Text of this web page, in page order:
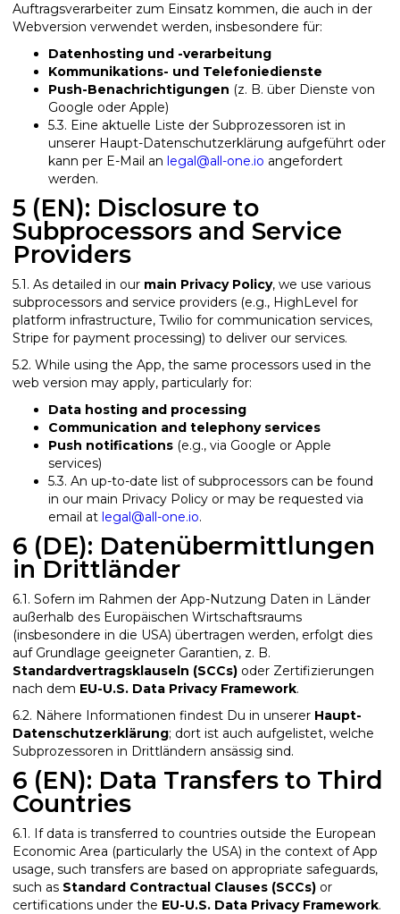
Auftragsverarbeiter zum Einsatz kommen, die auch in der
Webversion verwendet werden, insbesondere für:
Datenhosting und -verarbeitung
Kommunikations- und Telefoniedienste
Push-Benachrichtigungen (z. B. über Dienste von
Google oder Apple)
5.3. Eine aktuelle Liste der Subprozessoren ist in
unserer Haupt-Datenschutzerklärung aufgeführt oder
kann per E-Mail anlegal@all-one.io angefordert
werden.
5 (EN): Disclosure to
Subprocessors and Service
Providers
5.1. As detailed in our main Privacy Policy, we use various
subprocessors and service providers (e.g., HighLevel for
platform infrastructure, Twilio for communication services,
Stripe for payment processing) to deliver our services.
5.2. While using the App, the same processors used in the
web version may apply, particularly for:
Data hosting and processing
Communication and telephony services
Push notifications (e.g., via Google or Apple
services)
5.3. An up-to-date list of subprocessors can be found
in our main Privacy Policy or may be requested via
email atlegal@all-one.io.
6 (DE): Datenübermittlungen
in Drittländer
6.1. Sofern im Rahmen der App-Nutzung Daten in Länder
außerhalb des Europäischen Wirtschaftsraums
(insbesondere in die USA) übertragen werden, erfolgt dies
auf Grundlage geeigneter Garantien, z. B.
Standardvertragsklauseln (SCCs) oder Zertifizierungen
nach dem EU-U.S. Data Privacy Framework.
6.2. Nähere Informationen findest Du in unserer Haupt-
Datenschutzerklärung; dort ist auch aufgelistet, welche
Subprozessoren in Drittländern ansässig sind.
6 (EN): Data Transfers to Third
Countries
6.1. If data is transferred to countries outside the European
Economic Area (particularly the USA) in the context of App
usage, such transfers are based on appropriate safeguards,
such as Standard Contractual Clauses (SCCs) or
certifications under the EU-U.S. Data Privacy Framework.